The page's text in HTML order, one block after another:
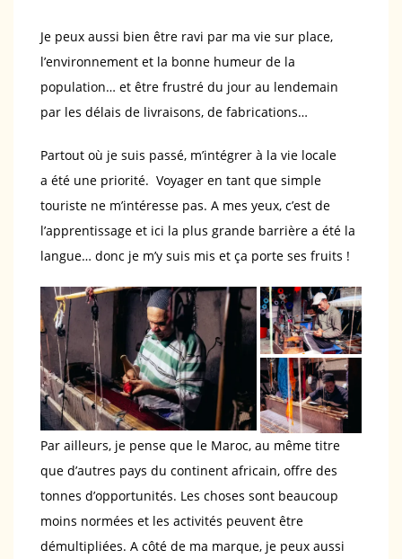
Je peux aussi bien être ravi par ma vie sur place,
l’environnement et la bonne humeur de la
population… et être frustré du jour au lendemain
par les délais de livraisons, de fabrications…
Partout où je suis passé, m’intégrer à la vie locale
a été une priorité. Voyager en tant que simple
touriste ne m’intéresse pas. A mes yeux, c’est de
l’apprentissage et ici la plus grande barrière a été la
langue… donc je m’y suis mis et ça porte ses fruits !
Par ailleurs, je pense que le Maroc, au même titre
que d’autres pays du continent africain, offre des
tonnes d’opportunités. Les choses sont beaucoup
moins normées et les activités peuvent être
démultipliées. A côté de ma marque, je peux aussi